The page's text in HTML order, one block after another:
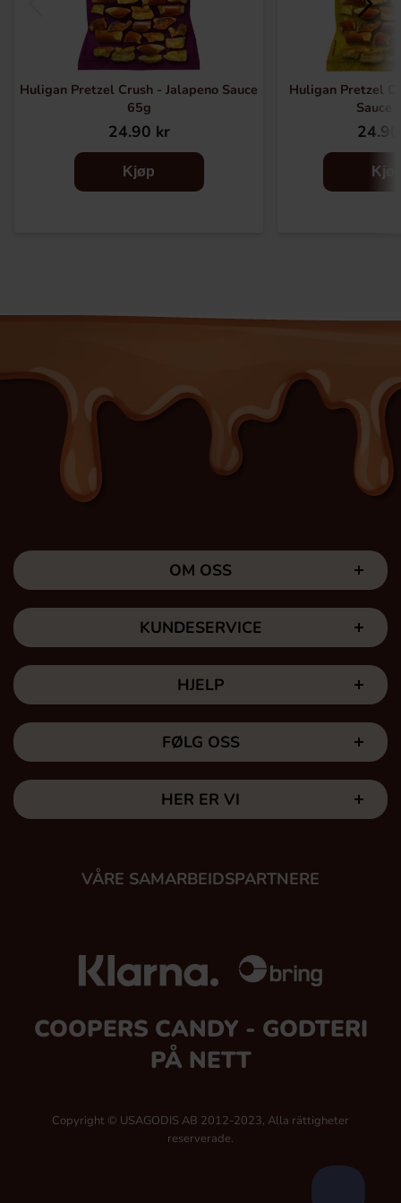
Huligan Pretzel Crush - Jalapeno Sauce
65g
24.90 kr
Kjøp
Huligan Pretzel
Sauce
OM OSS
KUNDESERVICE
HJELP
FØLG OSS
HER ER VI
VÅRE SAMARBEIDSPARTNERE
COOPERS CANDY - GODTERI
PÅ NETT
Copyright © USAGODIS AB 2012-2023, Alla rättigheter
reserverade.